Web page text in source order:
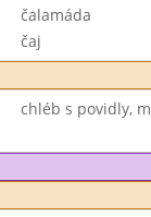
čalamáda
čaj
chléb s povidly,